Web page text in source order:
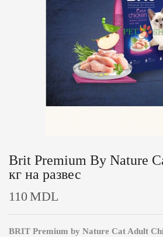
Brit Premium By Nature
кг на развес
110 MDL
BRIT Premium by Nature Cat Adult